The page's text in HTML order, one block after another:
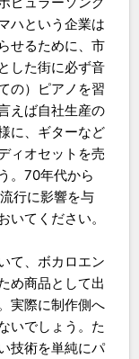
ハという企業は
せるために、市
した街に必ず音
の）ピアノを習
えば自社生産の
に、ギターなど
ィオセットを売
。70年代から
行に影響を与
いてください。
て、ボカロエン
め商品として出
実際に制作側へ
いでしょう。た
技術を単純にパ